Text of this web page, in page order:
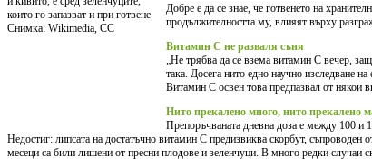
Добре е да се знае, че готвенето на
продължителността му, влияят върху
Витамин C не разваля съня
„Не трябва да се взема витамин C вечер,
така. Досега нито едно научно изследване
Витамин С освен това предпазвал от някои
Нито прекалено много, нито прекалено
Препоръчваната дневна доза е между 100 и
Недостиг: липсата на достатъчно витамин С предизвиква скорбут,
месеци са били лишени от пресни плодове и зеленчуци. В много редки случаи